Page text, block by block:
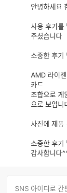
안녕하세요
사용 후기를
주셨습니다
소중한 후기
AMD 라이
카드
조합으로 게
으로 보입니
사진에 제품
소중한 후기
감사합니다
댓